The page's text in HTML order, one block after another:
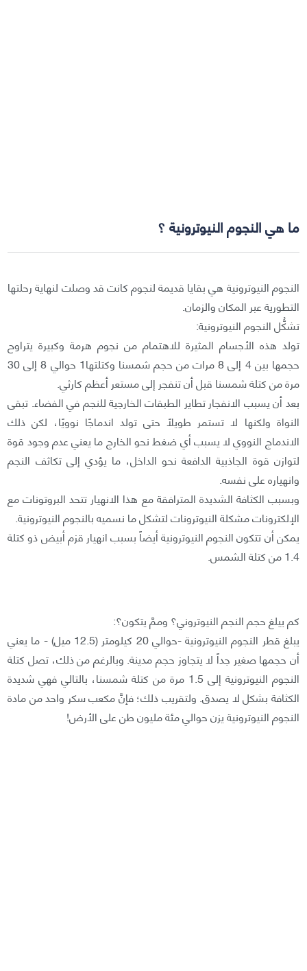
ما هي النجوم النيوترونية ؟
النجوم النيوترونية هي بقايا قديمة لنجوم كانت قد وصلت لنهاية رحلتها
التطورية عبر المكان والزمان.
تشكُّل النجوم النيوترونية:
تولد هذه الأجسام المثيرة للاهتمام من نجوم هرمة وكبيرة يتراوح
حجمها بين 4 إلى 8 مرات من حجم شمسنا وكتلتها1 حوالي 8 إلى 30
مرة من كتلة شمسنا قبل أن تنفجر إلى مستعر أعظم كارثي.
بعد أن يسبب الانفجار تطاير الطبقات الخارجية للنجم في الفضاء. تبقى
النواة ولكنها لا تستمر طويلاً حتى تولد اندماجًا نوويًا، لكن ذلك
الاندماج النووي لا يسبب أي ضغط نحو الخارج ما يعني عدم وجود قوة
لتوازن قوة الجاذبية الدافعة نحو الداخل، ما يؤدي إلى تكاثف النجم
وانهياره على نفسه.
وبسبب الكثافة الشديدة المترافقة مع هذا الانهيار تتحد البروتونات مع
الإلكترونات مشكلة النيوترونات لتشكل ما نسميه بالنجوم النيوترونية.
يمكن أن تتكون النجوم النيوترونية أيضاً بسبب انهيار قزم أبيض ذو كتلة
1.4 من كتلة الشمس.
كم ييلغ حجم النجم النيوتروني؟ وممَّ يتكون؟:
يبلغ قطر النجوم النيوترونية -حوالي 20 كيلومتر (12.5 ميل) - ما يعني
أن حجمها صغير جداً لا يتجاوز حجم مدينة. وبالرغم من ذلك، تصل كتلة
النجوم النيوترونية إلى 1.5 مرة من كتلة شمسنا، بالتالي فهي شديدة
الكثافة بشكل لا يصدق. ولتقريب ذلك؛ فإنَّ مكعب سكر واحد من مادة
النجوم النيوترونية يزن حوالي مئة مليون طن على الأرض!